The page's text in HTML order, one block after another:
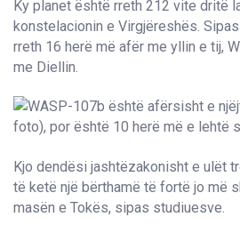
Ky planet është rreth 212 vite dritë
konstelacionin e Virgjëreshës.
rreth 16 herë më afër me yllin e tij,
me Diellin.
Kjo dendësi jashtëzakonisht e ulët
të ketë një bërthamë të fortë jo më
masën e Tokës, sipas studiuesve.